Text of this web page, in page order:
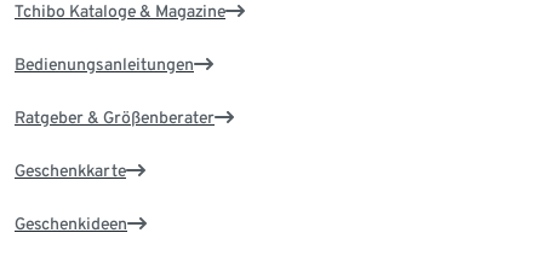
Tchibo Kataloge & Magazine
Bedienungsanleitungen
Ratgeber & Größenberater
Geschenkkarte
Geschenkideen